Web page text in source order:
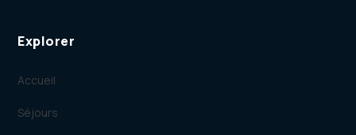
Explorer
Accueil
Séjours